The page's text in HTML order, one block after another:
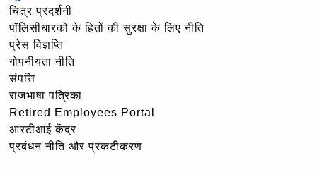
चित्र प्रदर्शनी
पॉलिसीधारकों के हितों की सुरक्षा के लिए नीति
प्रेस विज्ञप्ति
गोपनीयता नीति
संपत्ति
राजभाषा पत्रिका
Retired Employees Portal
आरटीआई केंद्र
प्रबंधन नीति और प्रकटीकरण